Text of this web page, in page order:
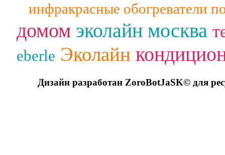
инфракрасные обогреватели
домом эколайн москва
eberle Эколайн
Дизайн разработан ZoroBotJaSK© для